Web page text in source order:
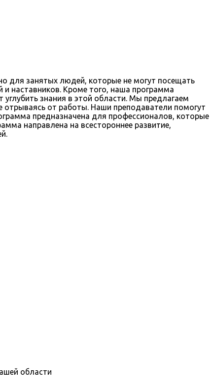
для занятых людей, которые не могут посещать
наставников. Кроме того, наша программа
знания в этой области. Мы предлагаем
от работы. Наши преподаватели помогут
предназначена для профессионалов, которые
направлена на всестороннее развитие,
области